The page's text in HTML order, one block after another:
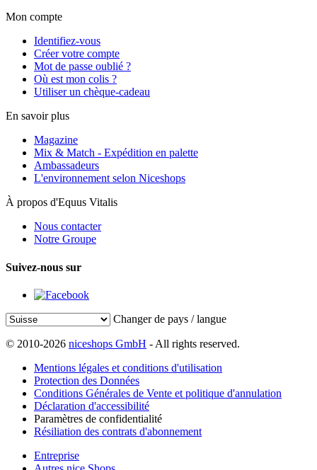
Mon compte
Identifiez-vous
Créer votre compte
Mot de passe oublié ?
Où est mon colis ?
Utiliser un chèque-cadeau
En savoir plus
Magazine
Mix & Match - Expédition en palette
Ambassadeurs
L'environnement selon Niceshops
À propos d'Equus Vitalis
Nous contacter
Notre Groupe
Suivez-nous sur
Changer de pays / langue
© 2010-2026 niceshops GmbH - All rights reserved.
Mentions légales et conditions d'utilisation
Protection des Données
Conditions Générales de Vente et politique d'annulation
Déclaration d'accessibilité
Paramètres de confidentialité
Résiliation des contrats d'abonnement
Entreprise